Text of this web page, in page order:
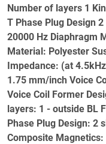
Number of layers 1
T Phase Plug Design
20000 Hz Diaphragm
Material: Polyester
Impedance: (at
1.75 mm/inch Voice
Voice Coil Former
layers: 1 - outside BL
Phase Plug Design: 2
Composite Magnetics: